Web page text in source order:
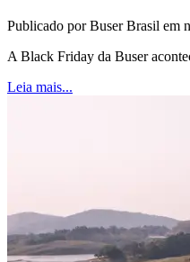
Publicado por Buser Brasil em
A Black Friday da Buser
Leia mais...